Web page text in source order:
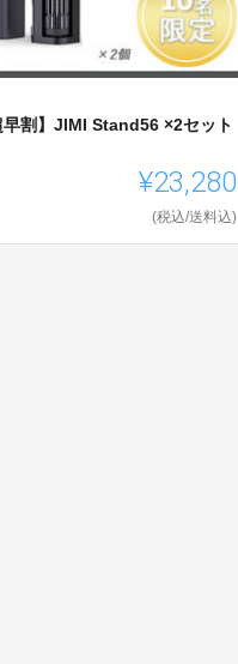
早割】JIMI Stand56 ×2セット
¥23,280
(税込/送料込)